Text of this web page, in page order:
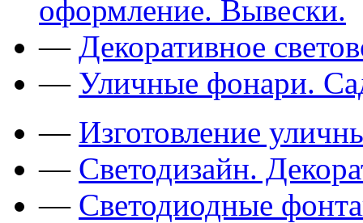
оформление. Вывески.
— Декоративное
— Уличные фонари.
— Изготовление
— Светодизайн.
— Светодиодные